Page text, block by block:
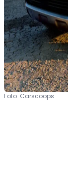
Foto: Carscoops